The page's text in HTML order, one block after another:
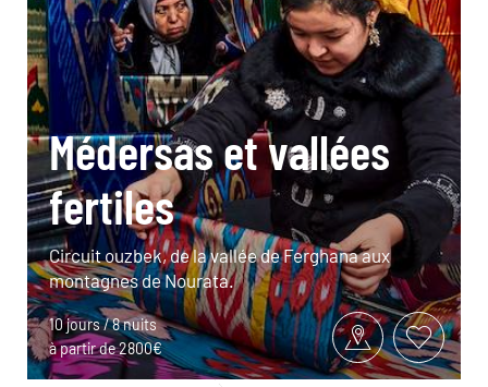
Médersas et vallées
fertiles
Circuit ouzbek, de la vallée de Ferghana aux
montagnes de Nourata.
10 jours / 8 nuits
à partir de 2800€